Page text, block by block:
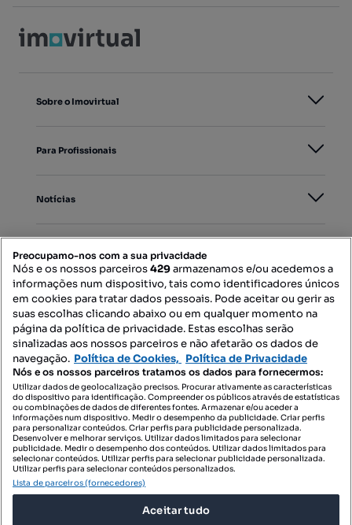
Sobre o Imovirtual
Para Profissionais
Notícias
Mapa do Site
Contacte-nos
SIGA-NOS:
DESCARREGAR NA:
Preocupamo-nos com a sua privacidade
Nós e os nossos parceiros429armazenamos e/ou acedemos a
informações num dispositivo, tais como identificadores únicos
em cookies para tratar dados pessoais. Pode aceitar ou gerir as
suas escolhas clicando abaixo ou em qualquer momento na
página da política de privacidade. Estas escolhas serão
sinalizadas aos nossos parceiros e não afetarão os dados de
navegação. Política de Cookies, Política de Privacidade
Nós e os nossos parceiros tratamos os dados para fornecermos:
Utilizar dados de geolocalização precisos. Procurar ativamente as características
do dispositivo para identificação. Compreender os públicos através de estatísticas
ou combinações de dados de diferentes fontes. Armazenar e/ou aceder a
informações num dispositivo. Medir o desempenho da publicidade. Criar perfis
para personalizar conteúdos. Criar perfis para publicidade personalizada.
Desenvolver e melhorar serviços. Utilizar dados limitados para selecionar
publicidade. Medir o desempenho dos conteúdos. Utilizar dados limitados para
selecionar conteúdos. Utilizar perfis para selecionar publicidade personalizada.
Utilizar perfis para selecionar conteúdos personalizados.
Lista de parceiros (fornecedores)
Aceitar tudo